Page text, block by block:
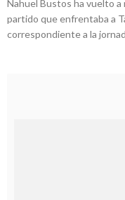
Nahuel Bustos ha vuelto a
partido que enfrentaba a
correspondiente a la